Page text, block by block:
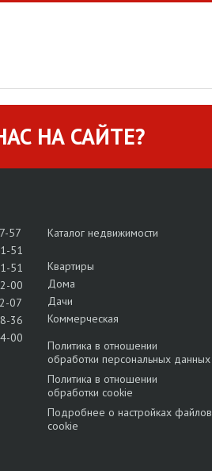
НА САЙТЕ?
57
51
51
00
07
36
00
Каталог недвижимости
Квартиры
Дома
Дачи
Коммерческая
Политика в отношении
обработки персональных данных
Политика в отношении
обработки cookie
Подробнее о настройках файлов
cookie